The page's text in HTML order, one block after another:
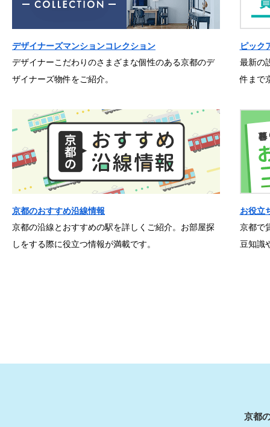
デザイナーズマンションコレクション
デザイナーこだわりのさまざまな個性のある京都のデ
ザイナーズ物件をご紹介。
ピック
最新の
件まで
京都のおすすめ沿線情報
京都の沿線とおすすめの駅を詳しくご紹介。お部屋探
しをする際に役立つ情報が満載です。
お役立
京都で
豆知識
京都